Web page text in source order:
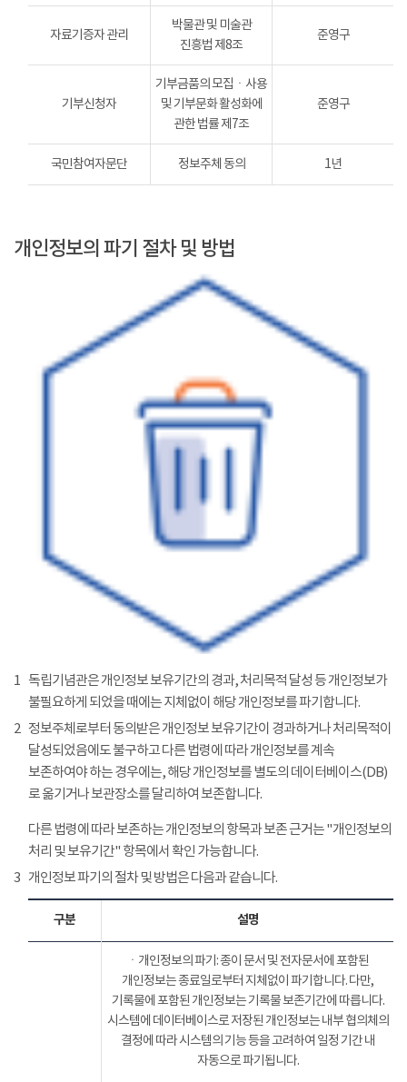
자료기증자 관리
박물관 및 미술관
진흥법 제8조
준영구
기부신청자
기부금품의 모집ㆍ사용
및 기부문화 활성화에
관한 법률 제7조
준영구
국민참여자문단 정보주체 동의 1년
개인정보의 파기 절차 및 방법
1 독립기념관은 개인정보 보유기간의 경과, 처리목적 달성 등 개인정보가
불필요하게 되었을 때에는 지체없이 해당 개인정보를 파기합니다.
2 정보주체로부터 동의받은 개인정보 보유기간이 경과하거나 처리목적이
달성되었음에도 불구하고 다른 법령에 따라 개인정보를 계속
보존하여야 하는 경우에는, 해당 개인정보를 별도의 데이터베이스(DB)
로 옮기거나 보관장소를 달리하여 보존합니다.
다른 법령에 따라 보존하는 개인정보의 항목과 보존 근거는 "개인정보의
처리 및 보유기간" 항목에서 확인 가능합니다.
3 개인정보 파기의 절차 및 방법은 다음과 같습니다.
구분 설명
ㆍ개인정보의 파기: 종이 문서 및 전자문서에 포함된
개인정보는 종료일로부터 지체없이 파기합니다. 다만,
기록물에 포함된 개인정보는 기록물 보존기간에 따릅니다.
시스템에 데이터베이스로 저장된 개인정보는 내부 협의체의
결정에 따라 시스템의 기능 등을 고려하여 일정 기간 내
자동으로 파기됩니다.